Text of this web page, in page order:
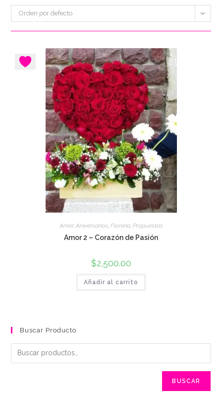
Orden por defecto
Amor, Aniversarios, Florería, Propuestas
Amor 2 – Corazón de Pasión
$2,500.00
Añadir al carrito
Buscar Producto
BUSCAR